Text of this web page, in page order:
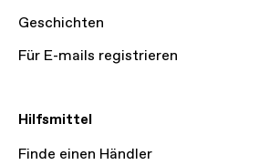
Geschichten
Für E-mails registrieren
Hilfsmittel
Finde einen Händler